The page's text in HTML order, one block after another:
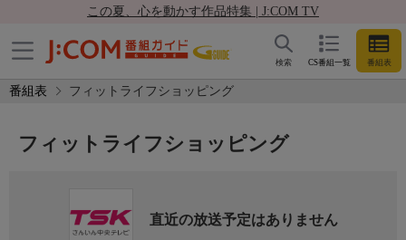
この夏、心を動かす作品特集 | J:COM TV
CS番組一覧 番組表
検索
番組表 フィットライフショッピング
フィットライフショッピング
直近の放送予定はありません